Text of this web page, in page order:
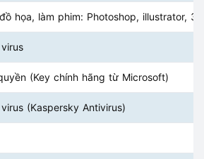
họa, làm phim: Photoshop, illustrator,
(Key chính hãng từ Microsoft)
(Kaspersky Antivirus)